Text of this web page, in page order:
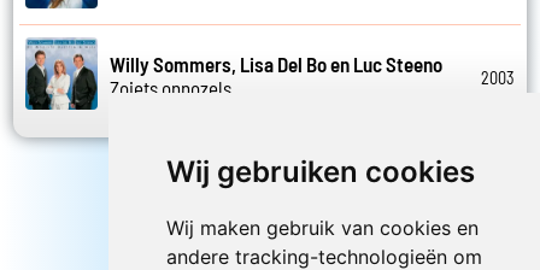
Wij gebruiken cookies
Wij maken gebruik van cookies en
andere tracking-technologieën om
Willy Sommers, Lisa Del Bo en Luc Steeno
Zoiets onnozels
2003